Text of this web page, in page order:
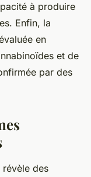
à produire
Enfin, la
en
et de
par des
révèle des